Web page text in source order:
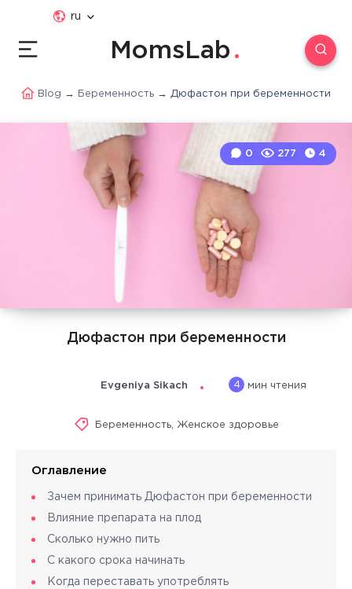
ru
MomsLab
Blog → Беременность → Дюфастон при беременности
Дюфастон при беременности
0 277 4
Evgeniya Sikach 4 мин чтения
Беременность, Женское здоровье
Оглавление
Зачем принимать Дюфастон при беременности
Влияние препарата на плод
Сколько нужно пить
С какого срока начинать
Когда переставать употреблять